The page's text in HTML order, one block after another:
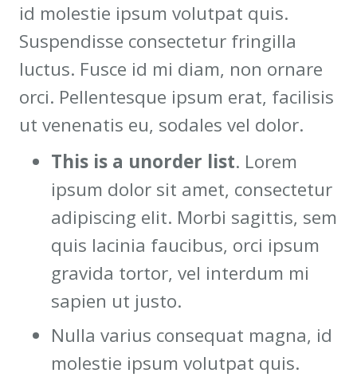
id molestie ipsum volutpat quis.
Suspendisse consectetur fringilla
luctus. Fusce id mi diam, non ornare
orci. Pellentesque ipsum erat, facilisis
ut venenatis eu, sodales vel dolor.
This is a unorder list. Lorem
ipsum dolor sit amet, consectetur
adipiscing elit. Morbi sagittis, sem
quis lacinia faucibus, orci ipsum
gravida tortor, vel interdum mi
sapien ut justo.
Nulla varius consequat magna, id
molestie ipsum volutpat quis.